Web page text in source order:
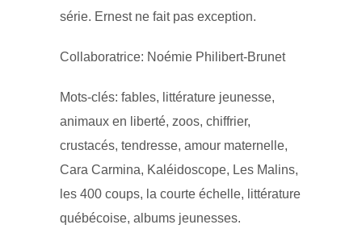
série. Ernest ne fait pas exception.
Collaboratrice: Noémie Philibert-Brunet
Mots-clés: fables, littérature jeunesse,
animaux en liberté, zoos, chiffrier,
crustacés, tendresse, amour maternelle,
Cara Carmina, Kaléidoscope, Les Malins,
les 400 coups, la courte échelle, littérature
québécoise, albums jeunesses.